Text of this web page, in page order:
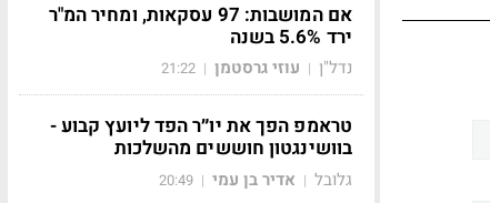
אם המושבות: 97 עסקאות, ומחיר המ"ר
ירד 5.6% בשנה
נדל"ן | עוזי גרסטמן |
21:22
טראמפ הפך את יו״ר הפד ליועץ קבוע -
בוושינגטון חוששים מהשלכות
גלובל | אדיר בן עמי |
20:49